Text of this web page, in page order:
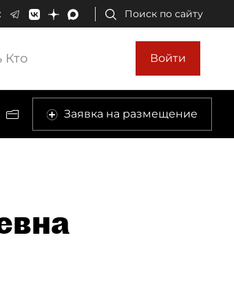
Поиск по сайту
Кто Войти
Заявка на размещение